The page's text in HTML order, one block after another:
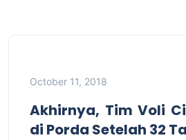
October 11, 2018
Akhirnya, Tim Voli
di Porda Setelah 32